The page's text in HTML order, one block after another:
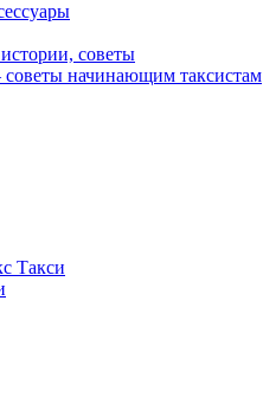
советы
начинающим таксистам
Такси